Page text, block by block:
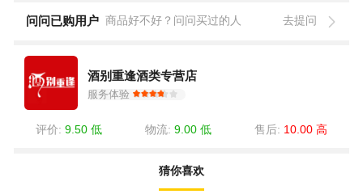
问问已购用户 商品好不好？问问买过的人 去提问
酒别重逢酒类专营店
服务体验
评价: 9.50 低 物流: 9.00 低 售后: 10.00 高
猜你喜欢